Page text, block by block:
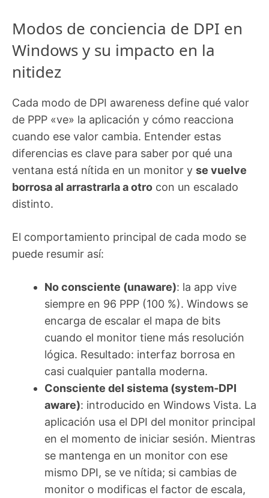
Modos de conciencia de DPI en
Windows y su impacto en la
nitidez
Cada modo de DPI awareness define qué valor
de PPP «ve» la aplicación y cómo reacciona
cuando ese valor cambia. Entender estas
diferencias es clave para saber por qué una
ventana está nítida en un monitor y se vuelve
borrosa al arrastrarla a otro con un escalado
distinto.
El comportamiento principal de cada modo se
puede resumir así:
No consciente (unaware): la app vive
siempre en 96 PPP (100 %). Windows se
encarga de escalar el mapa de bits
cuando el monitor tiene más resolución
lógica. Resultado: interfaz borrosa en
casi cualquier pantalla moderna.
Consciente del sistema (system‑DPI
aware): introducido en Windows Vista. La
aplicación usa el DPI del monitor principal
en el momento de iniciar sesión. Mientras
se mantenga en un monitor con ese
mismo DPI, se ve nítida; si cambias de
monitor o modificas el factor de escala,